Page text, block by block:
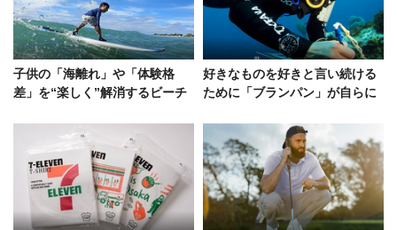
子供の「海離れ」や「体験格
差」を“楽しく”解消するビーチ
るその中身
好きなものを好きと言い続ける
ために「ブランパン」が自らに